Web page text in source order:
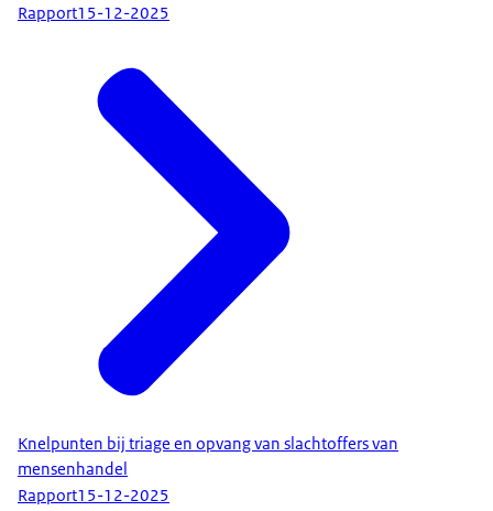
Rapport15-12-2025
Knelpunten bij triage en opvang van slachtoffers van
mensenhandel
Rapport15-12-2025